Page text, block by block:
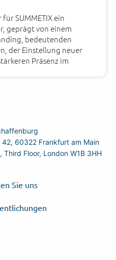
für SUMMETIX ein
geprägt von einem
bedeutenden
der Einstellung neuer
Präsenz im
60322 Frankfurt am Main
Floor, London W1B 3HH
Sie uns